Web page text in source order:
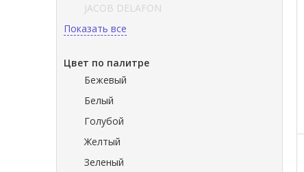
JACOB DELAFON
Показать все
Цвет по палитре
Бежевый
Белый
Голубой
Желтый
Зеленый